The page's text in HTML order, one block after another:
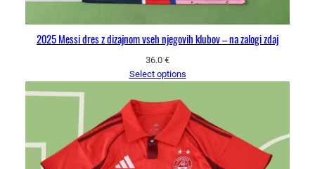
2025 Messi dres z dizajnom vseh njegovih klubov – na zalogi zdaj
36.0 €
Select options